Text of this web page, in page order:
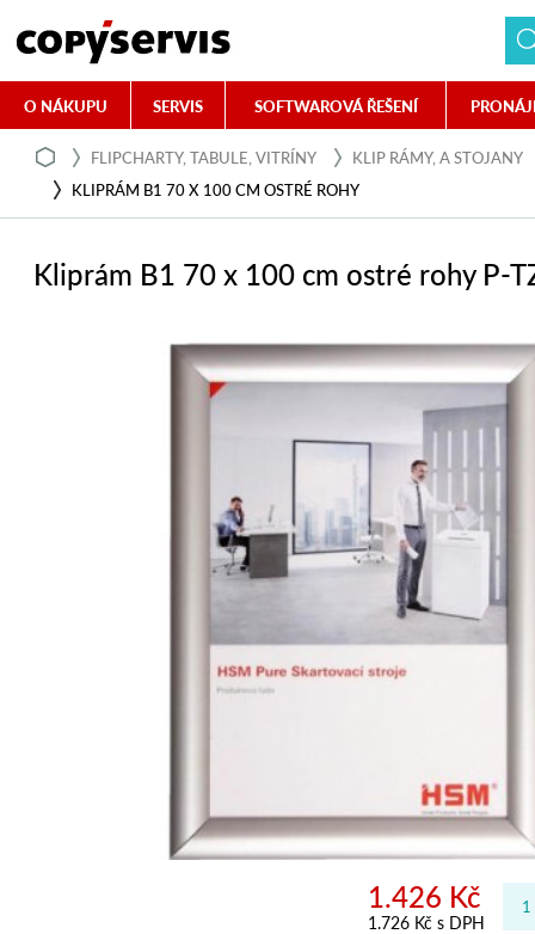
O NÁKUPU SERVIS SOFTWAROVÁ ŘEŠENÍ
FLIPCHARTY, TABULE, VITRÍNY
KLIP RÁMY, A STOJANY
KLIPRÁM B1 70 X 100 CM OSTRÉ ROHY
Kliprám B1 70 x 100 cm ostré rohy P-
1.426 Kč
1.726 Kč s DPH